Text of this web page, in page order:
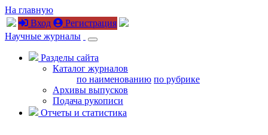
На главную
Вход
Регистрация
Научные журналы
Разделы сайта
Каталог журналов
по наименованию по рубрике
Архивы выпусков
Подача рукописи
Отчеты и статистика